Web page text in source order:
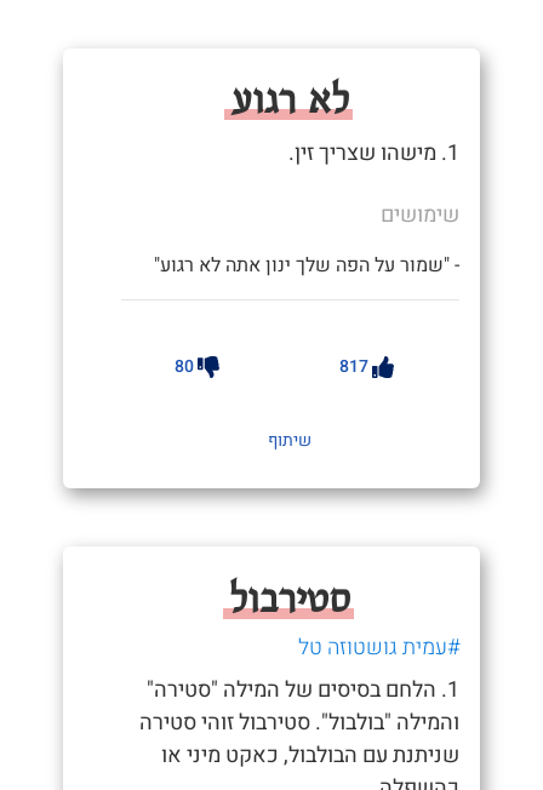
לא רגוע
1. מישהו שצריך זין.
שימושים
- "שמור על הפה שלך ינון אתה לא רגוע"
817
80
שיתוף
סטירבול
#עמית גושטוזה טל
1. הלחם בסיסים של המילה "סטירה"
והמילה "בולבול". סטירבול זוהי סטירה
שניתנת עם הבולבול, כאקט מיני או